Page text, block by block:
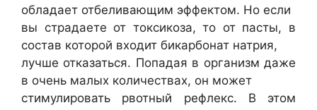
обладает отбеливающим эффектом. Но если
вы страдаете от токсикоза, то от пасты, в
состав которой входит бикарбонат натрия,
лучше отказаться. Попадая в организм даже
в очень малых количествах, он может
стимулировать рвотный рефлекс. В этом